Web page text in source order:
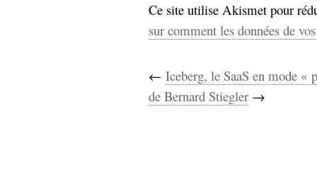
Ce site utilise Akismet pour
sur comment les données de
← Iceberg, le SaaS en mode «
de Bernard Stiegler →